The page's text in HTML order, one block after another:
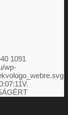
1091
wp-
V.